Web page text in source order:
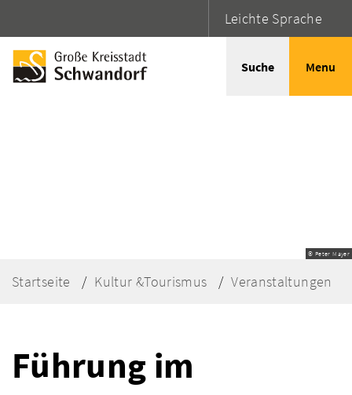
Leichte Sprache
Suche Menu
© Peter Mayer
Startseite Kultur &Tourismus Veranstaltungen
Führung im